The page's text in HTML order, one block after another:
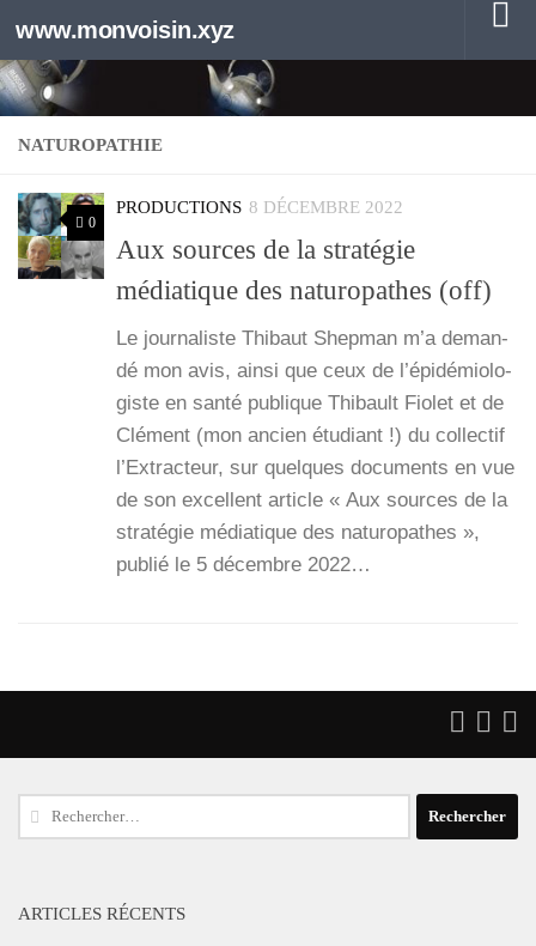
Au dessous du contenu
www.monvoisin.xyz
NATUROPATHIE
0
PRODUCTIONS 8 DÉCEMBRE 2022
Aux sources de la stratégie
médiatique des naturopathes (off)
Le jour­na­liste Thi­baut Shep­man m’a deman­
dé mon avis, ain­si que ceux de l’é­pi­dé­mio­lo­
giste en san­té publique Thi­bault Fio­let et de
Clé­ment (mon ancien étu­diant !) du col­lec­tif
l’Ex­trac­teur, sur quelques docu­ments en vue
de son excellent article « Aux sources de la
stra­té­gie média­tique des natu­ro­pathes »,
publié le 5 décembre 2022…
Rechercher :
ARTICLES RÉCENTS